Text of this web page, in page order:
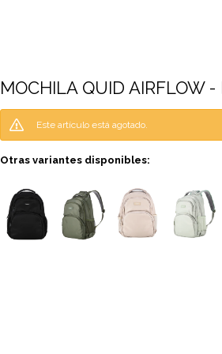
MOCHILA QUID AIRFLOW -
Este artículo está agotado.
Otras variantes disponibles: